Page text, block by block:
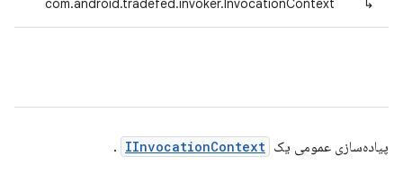
↳
com.android.tradefed.invoker.InvocationContext
پیاده‌سازی عمومی یک IInvocationContext
.